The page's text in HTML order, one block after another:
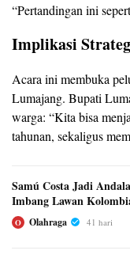
“Pertandingan ini
Implikasi
Acara ini membuka
Lumajang. Bupati
warga: “Kita bisa
tahunan, sekaligus
Samú Costa Jadi
Imbang Lawan
O Olahraga 41 hari